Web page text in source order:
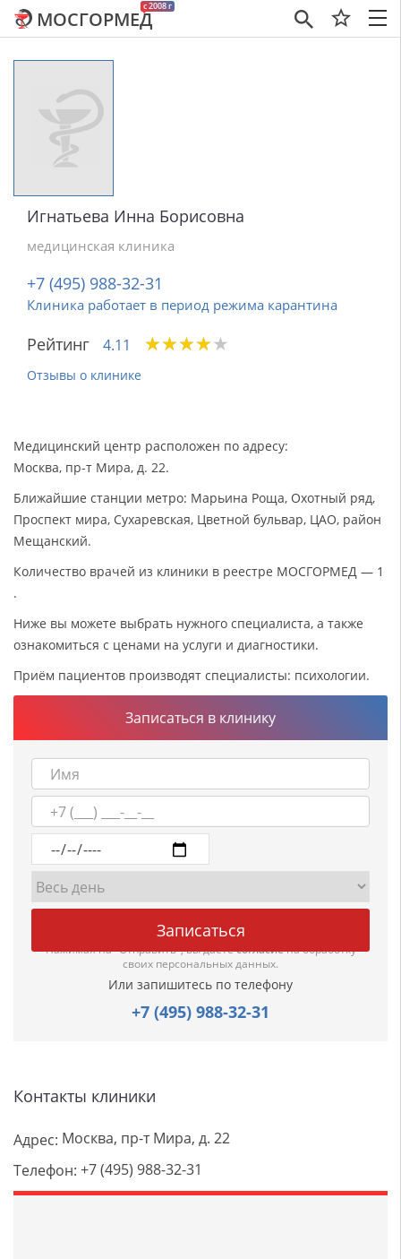
×
c 2008 г
МОСГОРМЕД
Игнатьева Инна Борисовна
медицинская клиника
+7 (495) 988-32-31
Клиника работает в период режима карантина
Рейтинг 4.11 ★★★★★
★★★★★
Отзывы о клинике
Медицинский центр расположен по адресу:
Москва, пр-т Мира, д. 22.
Ближайшие станции метро: Марьина Роща, Охотный ряд,
Проспект мира, Сухаревская, Цветной бульвар, ЦАО, район
Мещанский.
Количество врачей из клиники в реестре МОСГОРМЕД — 1
.
Ниже вы можете выбрать нужного специалиста, а также
ознакомиться с ценами на услуги и диагностики.
Приём пациентов производят специалисты: психологии.
Записаться в клинику
Нажимая на "Отправить", вы даетесогласиена обработку
своих персональных данных.
Или запишитесь по телефону
+7 (495) 988-32-31
Контакты клиники
Адрес: Москва, пр-т Мира, д. 22
Телефон: +7 (495) 988-32-31